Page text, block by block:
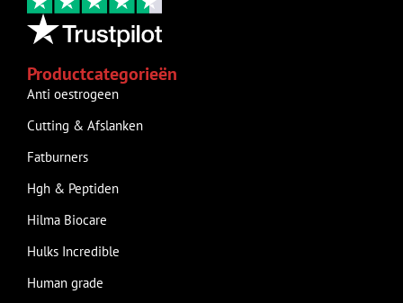
Productcategorieën
Anti oestrogeen
Cutting & Afslanken
Fatburners
Hgh & Peptiden
Hilma Biocare
Hulks Incredible
Human grade